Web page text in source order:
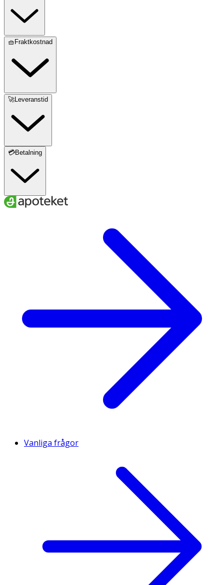
🧺Fraktkostnad
🚀Leveranstid
💳Betalning
Vanliga frågor